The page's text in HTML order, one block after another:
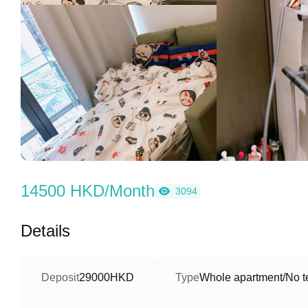
14500 HKD/Month 3094
Details
Deposit29000HKD TypeWhole apartment/No